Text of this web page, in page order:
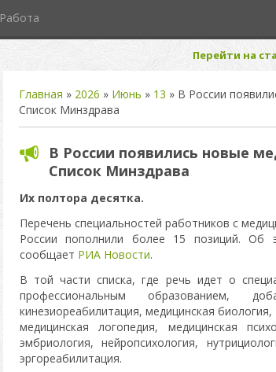
Работа
Перейти на
Главная » 2026 » Июнь » 13 » В России
Список Минздрава
В России появились новые
Список Минздрава
Их полтора десятка.
Перечень специальностей работников с
России пополнили более 15 позиций. Об
сообщает РИА Новости.
В той части списка, где речь идет о
профессиональным образованием,
кинезиореабилитация, медицинская
медицинская логопедия, медицинская
эмбриология, нейропсихология,
эргореабилитация.